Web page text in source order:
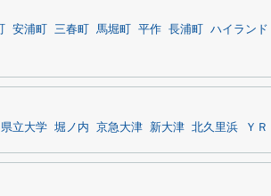
安浦町 三春町 馬堀町 平作 長浦町
ハイランド
県立大学 堀ノ内 京急大津 新大津 北久里浜 Ｙ